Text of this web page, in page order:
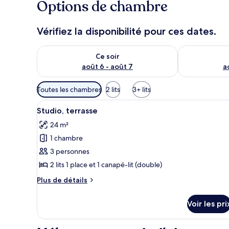
Options de chambre
Vérifiez la disponibilité pour ces dates.
Ce soir
août 6 - août 7
Vérifier la disponibilité pour ce soir août 6 - août 7
Vérifier la
Filtres
disponibles
pour
les
chambres
Toutes les chambres 2 lits 3+ lits
Afficher
toutes
les
photos
pour
ce
type
de
Studio,
terrasse
Un balcon avec une table
3
Studio, terrasse
24 m²
1 chambre
3 personnes
2 lits 1 place et 1 canapé-lit (double)
Plus de détails
Plus
le
type
Voir les